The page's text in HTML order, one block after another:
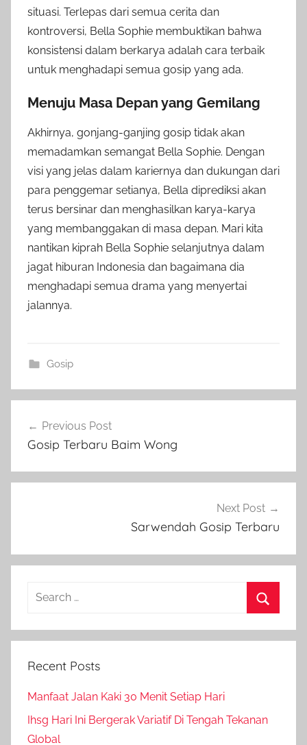
situasi. Terlepas dari semua cerita dan
kontroversi, Bella Sophie membuktikan bahwa
konsistensi dalam berkarya adalah cara terbaik
untuk menghadapi semua gosip yang ada.
Menuju Masa Depan yang Gemilang
Akhirnya, gonjang-ganjing gosip tidak akan
memadamkan semangat Bella Sophie. Dengan
visi yang jelas dalam kariernya dan dukungan dari
para penggemar setianya, Bella diprediksi akan
terus bersinar dan menghasilkan karya-karya
yang membanggakan di masa depan. Mari kita
nantikan kiprah Bella Sophie selanjutnya dalam
jagat hiburan Indonesia dan bagaimana dia
menghadapi semua drama yang menyertai
jalannya.
Gosip
navigation
Previous Post
Gosip Terbaru Baim Wong
Next Post
Sarwendah Gosip Terbaru
Search
Recent Posts
Manfaat Jalan Kaki 30 Menit Setiap Hari
Ihsg Hari Ini Bergerak Variatif Di Tengah Tekanan
Global